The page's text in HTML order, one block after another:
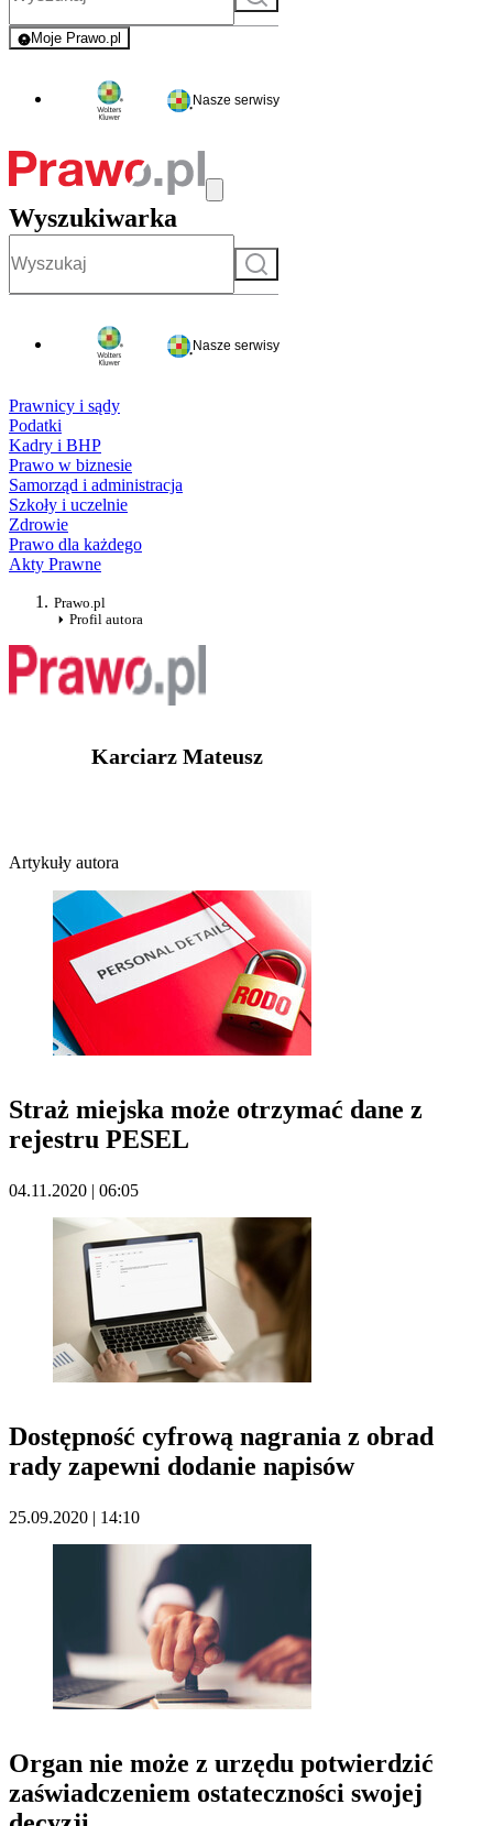
Moje Prawo.pl
- rejestracja i logowanie do serwisu
Nasze serwisy
Wyszukiwarka
Szukaj
Nasze serwisy
Prawnicy i sądy
Podatki
Kadry i BHP
Prawo w biznesie
Samorząd i administracja
Szkoły i uczelnie
Zdrowie
Prawo dla każdego
Akty Prawne
Prawo.pl
Profil autora
Karciarz Mateusz
Artykuły autora
Straż miejska może otrzymać dane z
rejestru PESEL
04.11.2020 | 06:05
Dostępność cyfrową nagrania z obrad
rady zapewni dodanie napisów
25.09.2020 | 14:10
Organ nie może z urzędu potwierdzić
zaświadczeniem ostateczności swojej